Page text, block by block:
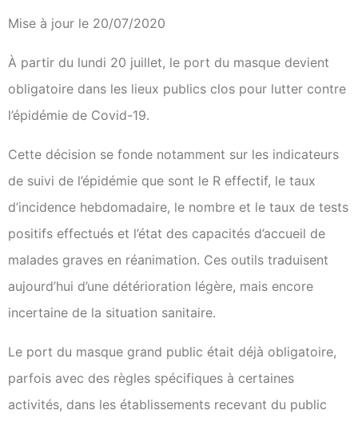
Mise à jour le 20/07/2020
À partir du lundi 20 juillet, le port du masque devient
obligatoire dans les lieux publics clos pour lutter contre
l’épidémie de Covid-19.
Cette décision se fonde notamment sur les indicateurs
de suivi de l’épidémie que sont le R effectif, le taux
d’incidence hebdomadaire, le nombre et le taux de tests
positifs effectués et l’état des capacités d’accueil de
malades graves en réanimation. Ces outils traduisent
aujourd’hui d’une détérioration légère, mais encore
incertaine de la situation sanitaire.
Le port du masque grand public était déjà obligatoire,
parfois avec des règles spécifiques à certaines
activités, dans les établissements recevant du public